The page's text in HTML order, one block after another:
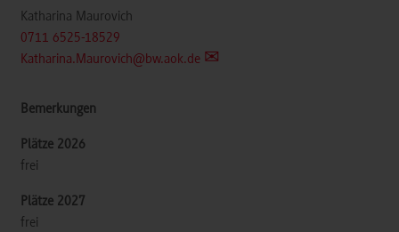
Katharina Maurovich
0711 6525-18529
Katharina.Maurovich@bw.aok.de
frei
frei